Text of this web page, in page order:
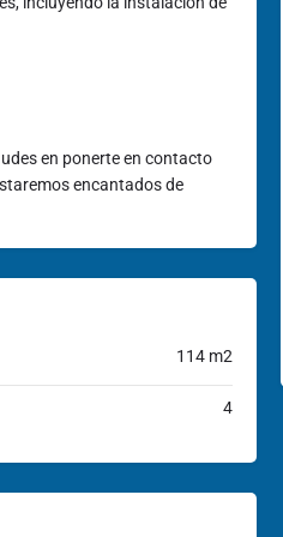
en ponerte en contacto
encantados de
114 m2
4